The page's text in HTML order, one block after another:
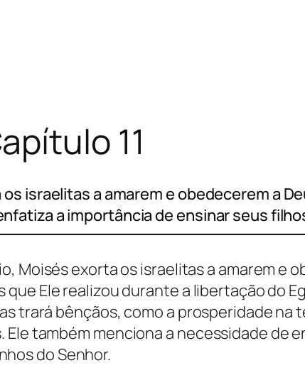
11
israelitas a amarem e obedecerem a
a importância de ensinar seus
Moisés exorta os israelitas a amarem e
Ele realizou durante a libertação do
trará bênçãos, como a prosperidade
também menciona a necessidade de
do Senhor.